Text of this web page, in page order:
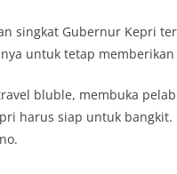
singkat Gubernur Kepri
untuk tetap
bluble, membuka
harus siap untuk